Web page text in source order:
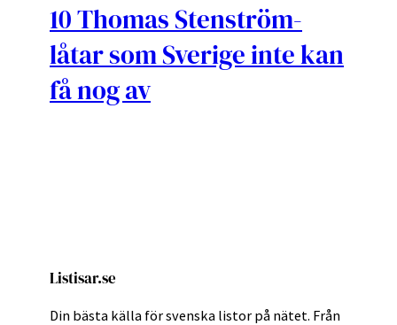
10 Thomas Stenström-
låtar som Sverige inte kan
få nog av
Listisar.se
Din bästa källa för svenska listor på nätet. Från